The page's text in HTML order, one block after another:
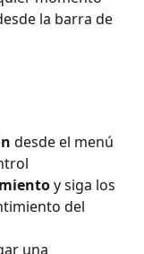
la barra de
desde el menú
y siga los
del
una